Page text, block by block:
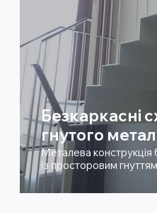
Безкаркасні
гнутого
Металева конструкція
із просторовим